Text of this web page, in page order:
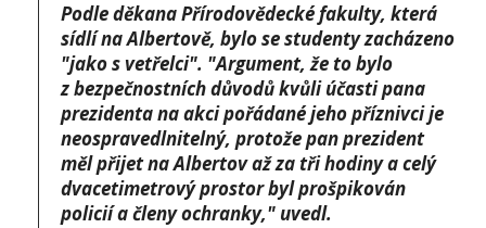
Podle děkana Přírodovědecké fakulty, která
sídlí na Albertově, bylo se studenty zacházeno
"jako s vetřelci". "Argument, že to bylo
zbezpečnostníchdůvodů kvůli účasti pana
prezidenta na akci pořádané jeho příznivci je
neospravedlnitelný, protože pan prezident
měl přijet na Albertov až za tři hodiny a celý
dvacetimetrový prostor byl prošpikován
policií a členy ochranky," uvedl.